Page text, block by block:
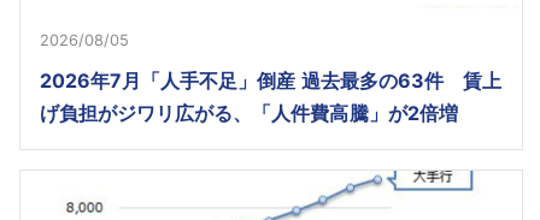
2026/08/05
2026年7月「人手不足」倒産 過去最多の63件 賃上
げ負担がジワリ広がる、「人件費高騰」が2倍増